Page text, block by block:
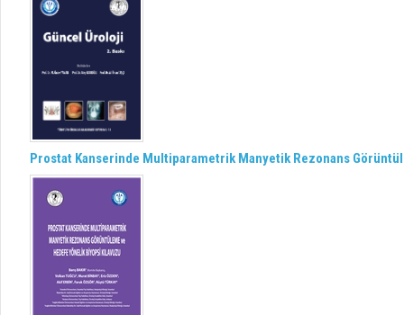
Prostat Kanserinde Multiparametrik Manyetik Rezonans